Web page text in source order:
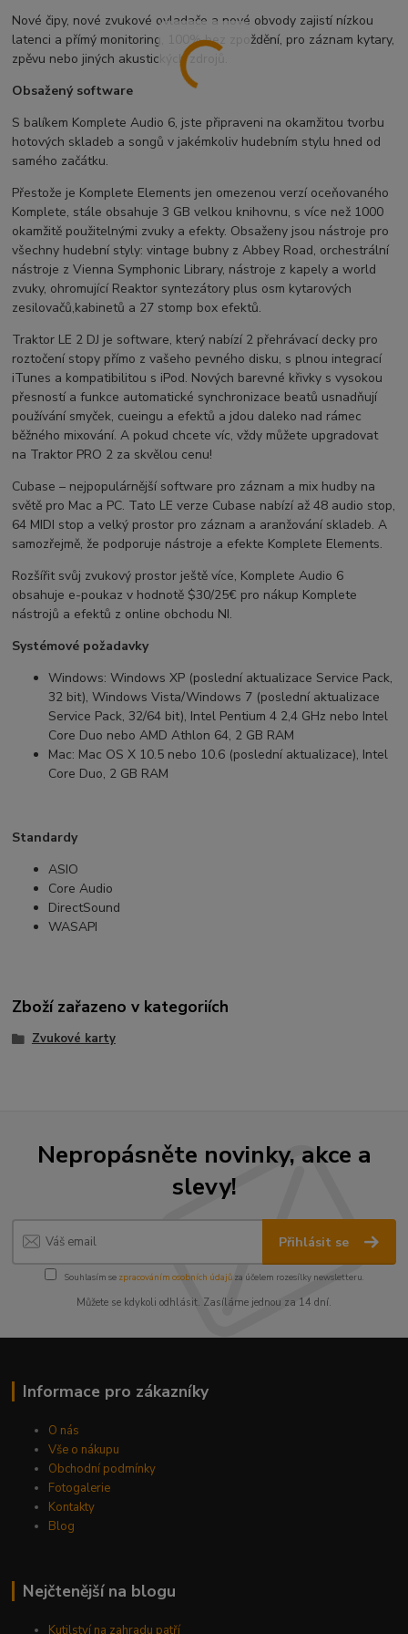
Nové čipy, nové zvukové ovladače a nové obvody zajistí nízkou
latenci a přímý monitoring, 100% bez zpoždění, pro záznam kytary,
zpěvu nebo jiných akustických zdrojů.
Obsažený software
S balíkem Komplete Audio 6, jste připraveni na okamžitou tvorbu
hotových skladeb a songů v jakémkoliv hudebním stylu hned od
samého začátku.
Přestože je Komplete Elements jen omezenou verzí oceňovaného
Komplete, stále obsahuje 3 GB velkou knihovnu, s více než 1000
okamžitě použitelnými zvuky a efekty. Obsaženy jsou nástroje pro
všechny hudební styly: vintage bubny z Abbey Road, orchestrální
nástroje z Vienna Symphonic Library, nástroje z kapely a world
zvuky, ohromující Reaktor syntezátory plus osm kytarových
zesilovačů,kabinetů a 27 stomp box efektů.
Traktor LE 2 DJ je software, který nabízí 2 přehrávací decky pro
roztočení stopy přímo z vašeho pevného disku, s plnou integrací
iTunes a kompatibilitou s iPod. Nových barevné křivky s vysokou
přesností a funkce automatické synchronizace beatů usnadňují
používání smyček, cueingu a efektů a jdou daleko nad rámec
běžného mixování. A pokud chcete víc, vždy můžete upgradovat
na Traktor PRO 2 za skvělou cenu!
Cubase – nejpopulárnější software pro záznam a mix hudby na
světě pro Mac a PC. Tato LE verze Cubase nabízí až 48 audio stop,
64 MIDI stop a velký prostor pro záznam a aranžování skladeb. A
samozřejmě, že podporuje nástroje a efekte Komplete Elements.
Rozšířit svůj zvukový prostor ještě více, Komplete Audio 6
obsahuje e-poukaz v hodnotě $30/25€ pro nákup Komplete
nástrojů a efektů z online obchodu NI.
Systémové požadavky
Windows: Windows XP (poslední aktualizace Service Pack,
32 bit), Windows Vista/Windows 7 (poslední aktualizace
Service Pack, 32/64 bit), Intel Pentium 4 2,4 GHz nebo Intel
Core Duo nebo AMD Athlon 64, 2 GB RAM
Mac: Mac OS X 10.5 nebo 10.6 (poslední aktualizace), Intel
Core Duo, 2 GB RAM
Standardy
ASIO
Core Audio
DirectSound
WASAPI
Zboží zařazeno v kategoriích
Zvukové karty
Nepropásněte novinky, akce a
slevy!
Přihlásit se
Souhlasím se zpracováním osobních údajůza účelem rozesílky newsletteru.
Můžete se kdykoli odhlásit. Zasíláme jednou za 14 dní.
Informace pro zákazníky
O nás
Vše o nákupu
Obchodní podmínky
Fotogalerie
Kontakty
Blog
Nejčtenější na blogu
Kutilství na zahradu patří